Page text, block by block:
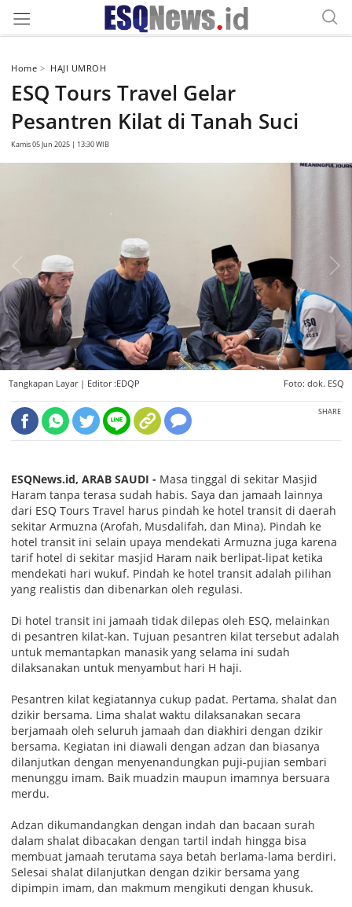
Home HAJI UMROH
ESQ Tours Travel Gelar
Pesantren Kilat di Tanah Suci
Kamis 05 Jun 2025 | 13:30 WIB
Tangkapan Layar | Editor :EDQP Foto: dok. ESQ
SHARE
ESQNews.id, ARAB SAUDI - Masa tinggal di sekitar Masjid
Haram tanpa terasa sudah habis. Saya dan jamaah lainnya
dari ESQ Tours Travel harus pindah ke hotel transit di daerah
sekitar Armuzna (Arofah, Musdalifah, dan Mina). Pindah ke
hotel transit ini selain upaya mendekati Armuzna juga karena
tarif hotel di sekitar masjid Haram naik berlipat-lipat ketika
mendekati hari wukuf. Pindah ke hotel transit adalah pilihan
yang realistis dan dibenarkan oleh regulasi.
Di hotel transit ini jamaah tidak dilepas oleh ESQ, melainkan
di pesantren kilat-kan. Tujuan pesantren kilat tersebut adalah
untuk memantapkan manasik yang selama ini sudah
dilaksanakan untuk menyambut hari H haji.
Pesantren kilat kegiatannya cukup padat. Pertama, shalat dan
dzikir bersama. Lima shalat waktu dilaksanakan secara
berjamaah oleh seluruh jamaah dan diakhiri dengan dzikir
bersama. Kegiatan ini diawali dengan adzan dan biasanya
dilanjutkan dengan menyenandungkan puji-pujian sembari
menunggu imam. Baik muadzin maupun imamnya bersuara
merdu.
Adzan dikumandangkan dengan indah dan bacaan surah
dalam shalat dibacakan dengan tartil indah hingga bisa
membuat jamaah terutama saya betah berlama-lama berdiri.
Selesai shalat dilanjutkan dengan dzikir bersama yang
dipimpin imam, dan makmum mengikuti dengan khusuk.